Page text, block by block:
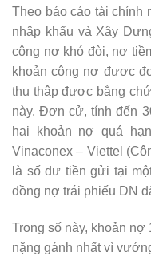
Theo báo cáo tài chính
nhập khẩu và Xây
công nợ khó đòi, nợ
khoản công nợ được
thu thập được bằng
này. Đơn cử, tính đến
hai khoản nợ quá
Vinaconex – Viettel
là số dư tiền gửi tại
đồng nợ trái phiếu DN
Trong số này, khoản nợ
nặng gánh nhất vì